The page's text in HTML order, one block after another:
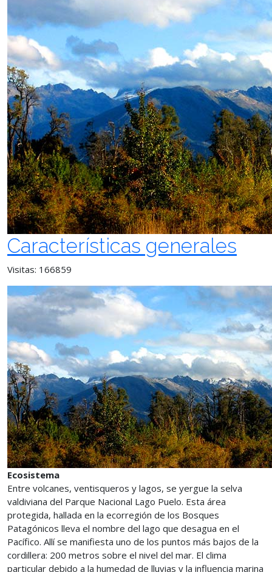
Características generales
Visitas: 166859
Ecosistema
Entre volcanes, ventisqueros y lagos, se yergue la selva
valdiviana del Parque Nacional Lago Puelo. Esta área
protegida, hallada en la ecorregión de los Bosques
Patagónicos lleva el nombre del lago que desagua en el
Pacífico. Allí se manifiesta uno de los puntos más bajos de la
cordillera: 200 metros sobre el nivel del mar. El clima
particular debido a la humedad de lluvias y la influencia marina